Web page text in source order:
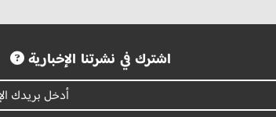
اشترك في نشرتنا الإخبارية